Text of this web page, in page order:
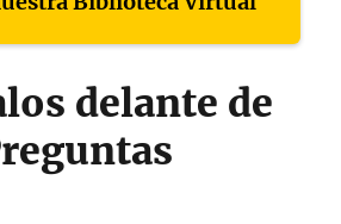
delante de